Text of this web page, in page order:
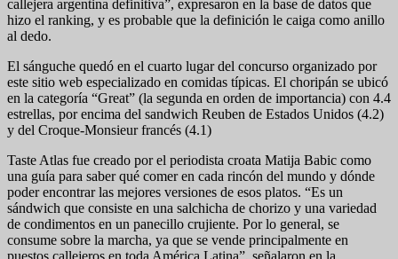
callejera argentina definitiva”, expresaron en la base de datos que
hizo el ranking, y es probable que la definición le caiga como anillo
al dedo.
El sánguche quedó en el cuarto lugar del concurso organizado por
este sitio web especializado en comidas típicas. El choripán se ubicó
en la categoría “Great” (la segunda en orden de importancia) con 4.4
estrellas, por encima del sandwich Reuben de Estados Unidos (4.2)
y del Croque-Monsieur francés (4.1)
Taste Atlas fue creado por el periodista croata Matija Babic como
una guía para saber qué comer en cada rincón del mundo y dónde
poder encontrar las mejores versiones de esos platos. “Es un
sándwich que consiste en una salchicha de chorizo y una variedad
de condimentos en un panecillo crujiente. Por lo general, se
consume sobre la marcha, ya que se vende principalmente en
puestos callejeros en toda América Latina”, señalaron en la